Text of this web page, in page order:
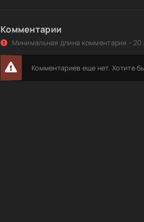
Комментарии
Минимальная длина комментария - 20
Комментариев еще нет. Хотите